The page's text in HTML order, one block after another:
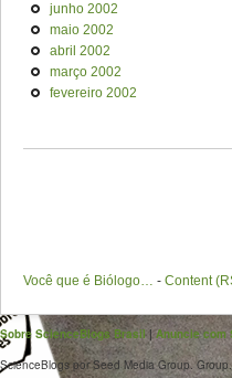
junho 2002
maio 2002
abril 2002
março 2002
fevereiro 2002
Você que é Biólogo… - Content
Sobre ScienceBlogs Brasil|Anuncie com
ScienceBlogs por Seed Media Group.